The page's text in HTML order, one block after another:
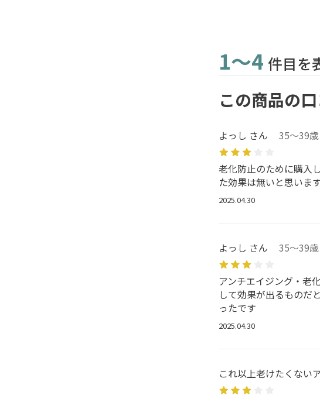
1～4 件目を
この商品の
よっし さん 35～39
老化防止のために購入
た効果は無いと思いま
2025.04.30
よっし さん 35～39
アンチエイジング・老
して効果が出るものだ
ったです
2025.04.30
これ以上老けたくない